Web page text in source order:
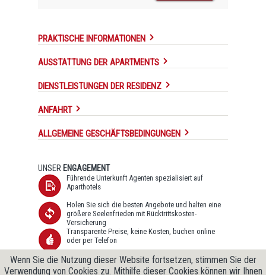
PRAKTISCHE INFORMATIONEN
AUSSTATTUNG DER APARTMENTS
DIENSTLEISTUNGEN DER RESIDENZ
ANFAHRT
ALLGEMEINE GESCHÄFTSBEDINGUNGEN
UNSER ENGAGEMENT
Führende Unterkunft Agenten spezialisiert auf
Aparthotels
Holen Sie sich die besten Angebote und halten eine
größere Seelenfrieden mit Rücktrittskosten-
Versicherung
Transparente Preise, keine Kosten, buchen online
oder per Telefon
Sichere SSL-Datenübertragung und Datenschutz-
Garantie
Wenn Sie die Nutzung dieser Website fortsetzen, stimmen Sie der
Verwendung von Cookies zu. Mithilfe dieser Cookies können wir Ihnen